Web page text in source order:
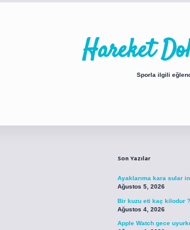
Hareket
Sporla ilgili
Son Yazılar
Ayaklarıma kara sular
Ağustos 5, 2026
Bir kuzu eti kaç kilodur ?
Ağustos 4, 2026
Apple Watch gece